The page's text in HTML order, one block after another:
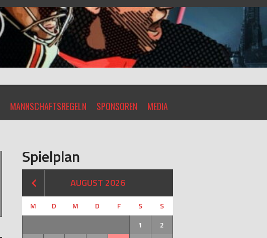
MANNSCHAFTSREGELN SPONSOREN MEDIA
Spielplan
AUGUST 2026
M D M D F S
S
1
2